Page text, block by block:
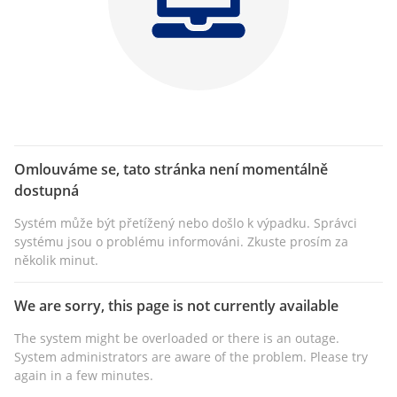
Omlouváme se, tato stránka není momentálně
dostupná
Systém může být přetížený nebo došlo k výpadku. Správci
systému jsou o problému informováni. Zkuste prosím za
několik minut.
We are sorry, this page is not currently available
The system might be overloaded or there is an outage.
System administrators are aware of the problem. Please try
again in a few minutes.